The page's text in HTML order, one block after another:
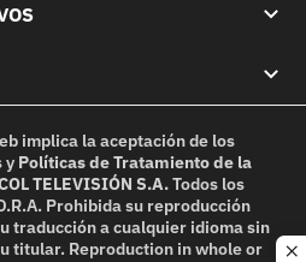
implica la aceptación de los
y Políticas de Tratamiento de la
TELEVISIÓN S.A.Todos los
Prohibida su reproducción
traducción a cualquier idioma sin
titular. Reproduction in whole or